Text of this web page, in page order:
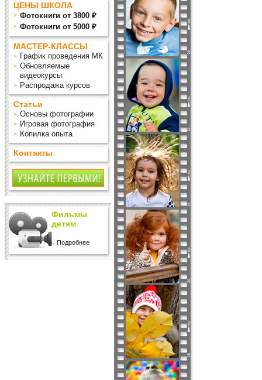
ЦЕНЫ ШКОЛА
Фотокниги от 3800 ₽
Фотокниги от 5000 ₽
МАСТЕР-КЛАССЫ
График проведения МК
Обновляемые
видеокурсы
Распродажа курсов
Статьи
Основы фотографии
Игровая фотография
Копилка опыта
Контакты
Фильмы
детям
Подробнее